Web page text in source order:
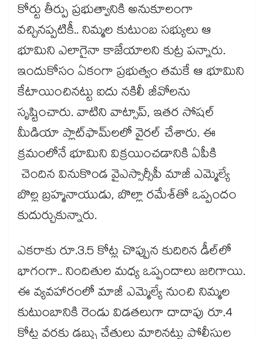
కోర్టు తీర్పు ప్రభుత్వానికి అనుకూలంగా
వచ్చినప్పటికీ.. నిమ్మల కుటుంబ సభ్యులు ఆ
భూమిని ఎలాగైనా కాజేయాలని కుట్ర పన్నారు.
ఇందుకోసం ఏకంగా ప్రభుత్వం తమకే ఆ భూమిని
కేటాయించినట్టు ఐదు నకిలీ జీవోలను
సృష్టించారు. వాటిని వాట్సాప్, ఇతర సోషల్
మీడియా ప్లాట్‌‌‌‌ఫామ్‌‌‌‌లలో వైరల్ చేశారు. ఈ
క్రమంలోనే భూమిని విక్రయించడానికి ఏపీకి
చెందిన వినుకొండ వైఎస్సార్సీపీ మాజీ ఎమ్మెల్యే
బొల్ల బ్రహ్మనాయుడు, బొల్లా రమేశ్‌‌‌‌తో ఒప్పందం
కుదుర్చుకున్నారు.
ఎకరాకు రూ.3.5 కోట్ల చొప్పున కుదిరిన డీల్‌‌‌‌లో
భాగంగా.. నిందితుల మధ్య ఒప్పందాలు జరిగాయి.
ఈ వ్యవహారంలో మాజీ ఎమ్మెల్యే నుంచి నిమ్మల
కుటుంబానికి రెండు విడతలుగా దాదాపు రూ.4